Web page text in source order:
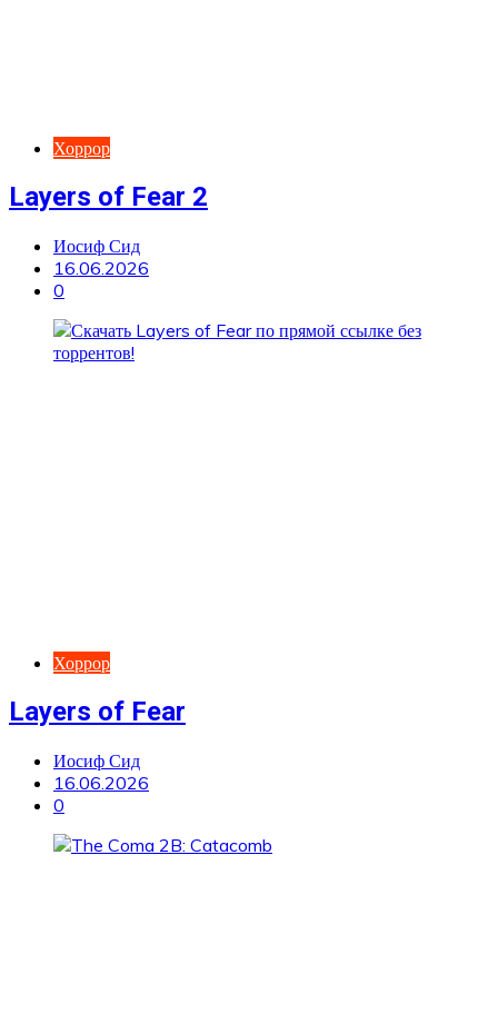
Хоррор
Layers of Fear 2
Иосиф Сид
16.06.2026
0
Хоррор
Layers of Fear
Иосиф Сид
16.06.2026
0